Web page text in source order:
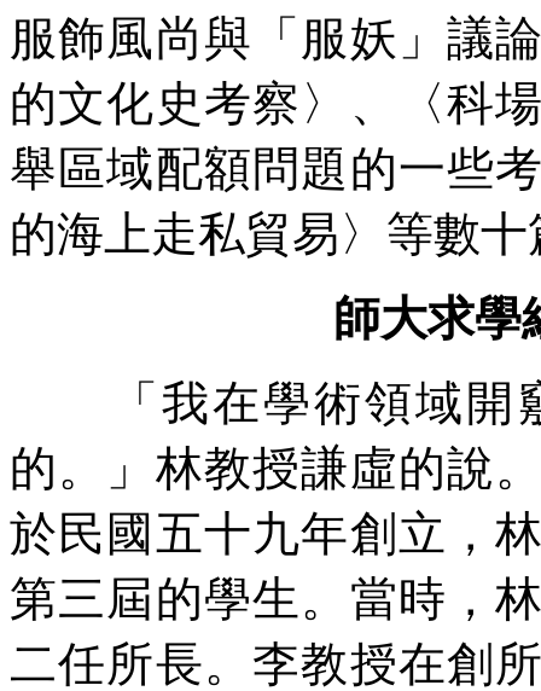
服飾風尚與「服妖」議
的文化史考察〉、〈科
舉區域配額問題的一些
的海上走私貿易〉等數
師大求學
「我在學術領域開
的。」林教授謙虛的說
於民國五十九年創立，
第三屆的學生。當時，
二任所長。李教授在創